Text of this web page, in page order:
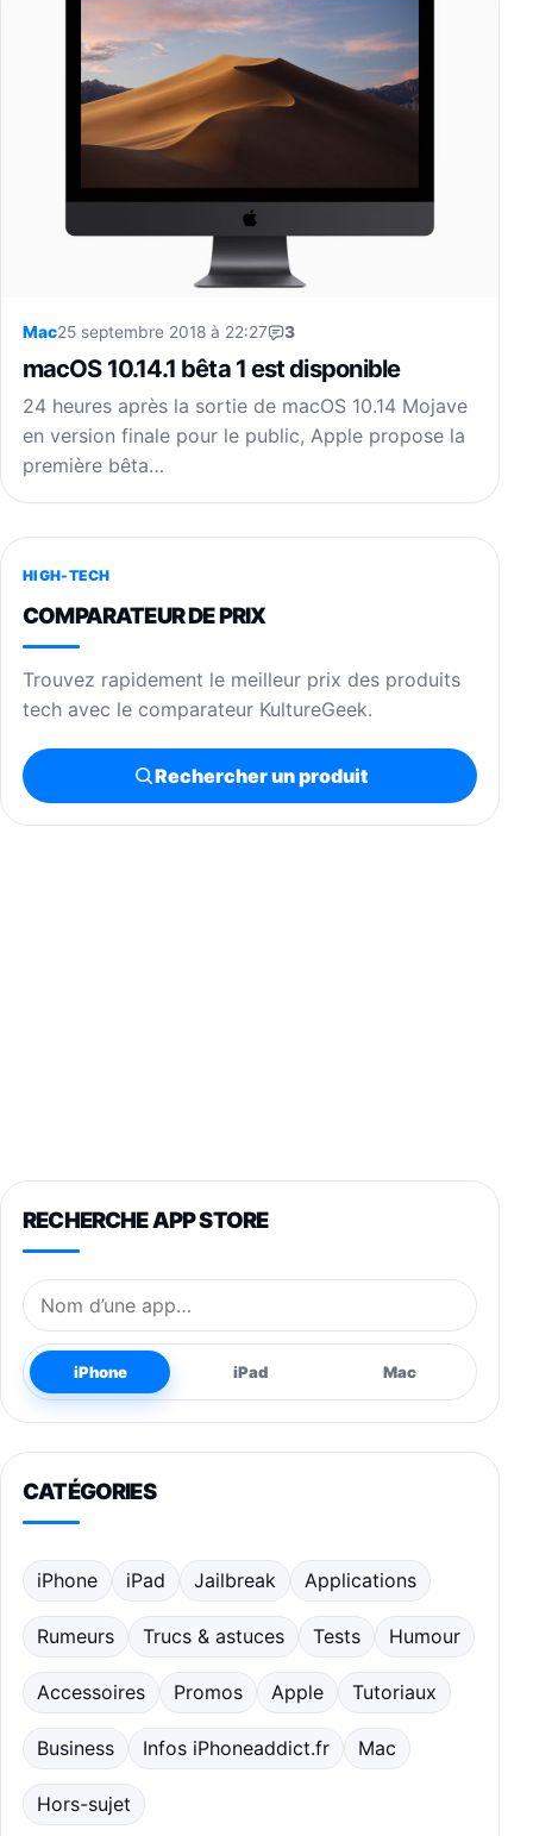
Mac25 septembre 2018 à 22:27 3
macOS 10.14.1 bêta 1 est disponible
24 heures après la sortie de macOS 10.14 Mojave
en version finale pour le public, Apple propose la
première bêta…
HIGH-TECH
COMPARATEUR DE PRIX
Trouvez rapidement le meilleur prix des produits
tech avec le comparateur KultureGeek.
Rechercher un produit
RECHERCHE APP STORE
Nom de l’application
iPhone iPad Mac
CATÉGORIES
iPhone iPad Jailbreak Applications
Rumeurs Trucs & astuces Tests Humour
Accessoires Promos Apple Tutoriaux
Business Infos iPhoneaddict.fr Mac
Hors-sujet